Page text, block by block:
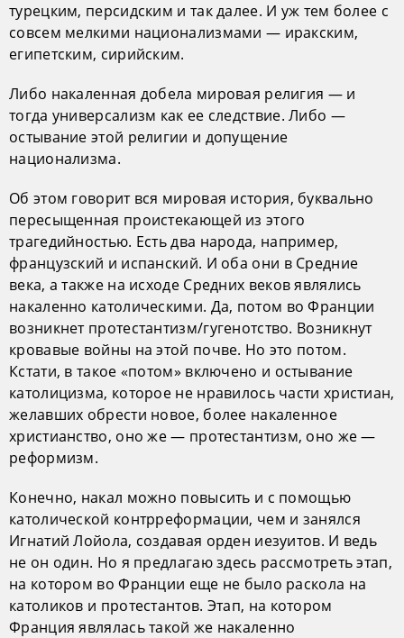
турецким, персидским и так далее. И уж тем более с
совсем мелкими национализмами — иракским,
египетским, сирийским.
Либо накаленная добела мировая религия — и
тогда универсализм как ее следствие. Либо —
остывание этой религии и допущение
национализма.
Об этом говорит вся мировая история, буквально
пересыщенная проистекающей из этого
трагедийностью. Есть два народа, например,
французский и испанский. И оба они в Средние
века, а также на исходе Средних веков являлись
накаленно католическими. Да, потом во Франции
возникнет протестантизм/гугенотство. Возникнут
кровавые войны на этой почве. Но это потом.
Кстати, в такое «потом» включено и остывание
католицизма, которое не нравилось части христиан,
желавших обрести новое, более накаленное
христианство, оно же — протестантизм, оно же —
реформизм.
Конечно, накал можно повысить и с помощью
католической контрреформации, чем и занялся
Игнатий Лойола, создавая орден иезуитов. И ведь
не он один. Но я предлагаю здесь рассмотреть этап,
на котором во Франции еще не было раскола на
католиков и протестантов. Этап, на котором
Франция являлась такой же накаленно